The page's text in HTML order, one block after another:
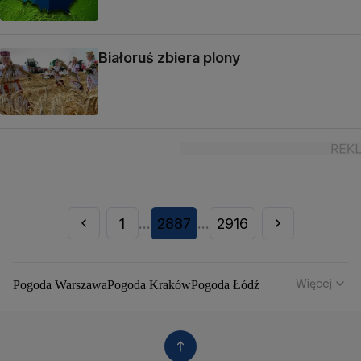
Białoruś zbiera plony
1 ... 2887 ... 2916
Pogoda WarszawaPogoda KrakówPogoda Łódź
Pogoda Katowice Pogoda Kielce
Więcej